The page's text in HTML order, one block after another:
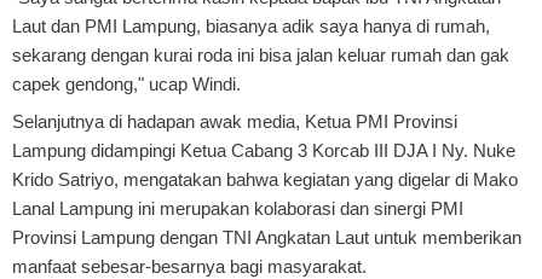
Laut dan PMI Lampung, biasanya adik saya hanya di rumah,
sekarang dengan kurai roda ini bisa jalan keluar rumah dan gak
capek gendong," ucap Windi.
Selanjutnya di hadapan awak media, Ketua PMI Provinsi
Lampung didampingi Ketua Cabang 3 Korcab III DJA I Ny. Nuke
Krido Satriyo, mengatakan bahwa kegiatan yang digelar di Mako
Lanal Lampung ini merupakan kolaborasi dan sinergi PMI
Provinsi Lampung dengan TNI Angkatan Laut untuk memberikan
manfaat sebesar-besarnya bagi masyarakat.